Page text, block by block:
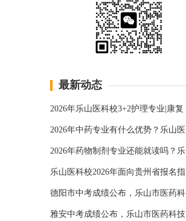
最新动态
2026年乐山医科校3+2护理专业|康复
2026年中药专业有什么优势？乐山医
2026年药物制剂专业还能就读吗？乐
乐山医科校2026年面向贵州省报名指
德阳市中考成绩公布，乐山市医药科
雅安中考成绩公布，乐山市医药科技